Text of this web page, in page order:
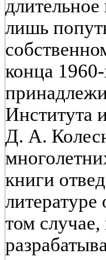
длительное
лишь
конца
Института
Д. А.
книги
том